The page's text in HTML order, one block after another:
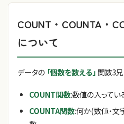
COUNT・COUNTA・
について
データの 「個数を数える」 関数3
COUNT関数:数値の入ってい
COUNTA関数:何か(数値・文